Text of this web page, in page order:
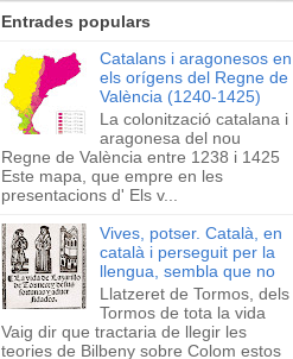
Entrades populars
Catalans i aragonesos en
els orígens del Regne de
València (1240-1425)
La colonització catalana i
aragonesa del nou
Regne de València entre 1238 i 1425
Este mapa, que empre en les
presentacions d' Els v...
Vives, potser. Català, en
català i perseguit per la
llengua, sembla que no
Llatzeret de Tormos, dels
Tormos de tota la vida
Vaig dir que tractaria de llegir les
teories de Bilbeny sobre Colom estos